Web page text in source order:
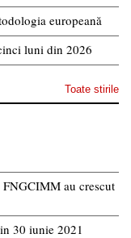
europeană
luni din 2026
Toate stirile
FNGCIMM au crescut
30 iunie 2021